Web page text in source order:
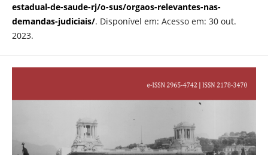
estadual-de-saude-rj/o-sus/orgaos-relevantes-nas-
demandas-judiciais/. Disponível em: Acesso em: 30 out.
2023.